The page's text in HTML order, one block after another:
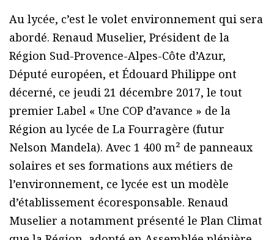
Au lycée, c’est le volet environnement qui sera
abordé. Renaud Muselier, Président de la
Région Sud-Provence-Alpes-Côte d’Azur,
Député européen, et Édouard Philippe ont
décerné, ce jeudi 21 décembre 2017, le tout
premier Label « Une COP d’avance » de la
Région au lycée de La Fourragère (futur
Nelson Mandela). Avec 1 400 m² de panneaux
solaires et ses formations aux métiers de
l’environnement, ce lycée est un modèle
d’établissement écoresponsable. Renaud
Muselier a notamment présenté le Plan Climat